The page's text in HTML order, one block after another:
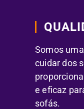
Somos
cuidar dos
e eficaz
sofás.